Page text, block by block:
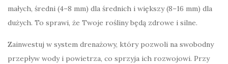
małych, średni (4–8 mm) dla średnich i większy (8–16 mm) dla
dużych. To sprawi, że Twoje rośliny będą zdrowe i silne.
Zainwestuj w system drenażowy, który pozwoli na swobodny
przepływ wody i powietrza, co sprzyja ich rozwojowi. Przy